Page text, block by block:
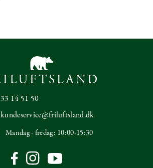
33 14 51 50
kundeservice@friluftsland.dk
Mandag - fredag: 10:00-15:30